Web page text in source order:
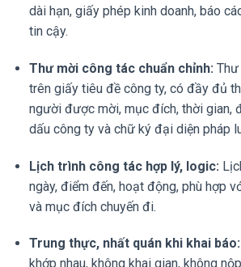
dài hạn, giấy phép kinh doanh, báo
tin cậy.
Thư mời công tác chuẩn chỉnh:
trên giấy tiêu đề công ty, có đầy đủ
người được mời, mục đích, thời gian,
dấu công ty và chữ ký đại diện pháp
Lịch trình công tác hợp lý, logic:
ngày, điểm đến, hoạt động, phù hợp
và mục đích chuyến đi.
Trung thực, nhất quán khi khai báo:
khớp nhau, không khai gian, không